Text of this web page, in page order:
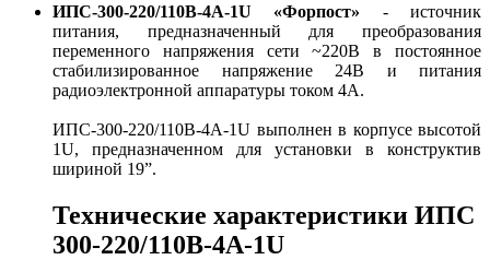
ИПС-300-220/110В-4А-1U «Форпост» - источник
питания, предназначенный для преобразования
переменного напряжения сети ~220В в постоянное
стабилизированное напряжение 24В и питания
радиоэлектронной аппаратуры током 4А.
ИПС-300-220/110В-4А-1U выполнен в корпусе высотой
1U, предназначенном для установки в конструктив
шириной 19”.
Технические характеристики ИПС
300-220/110В-4А-1U